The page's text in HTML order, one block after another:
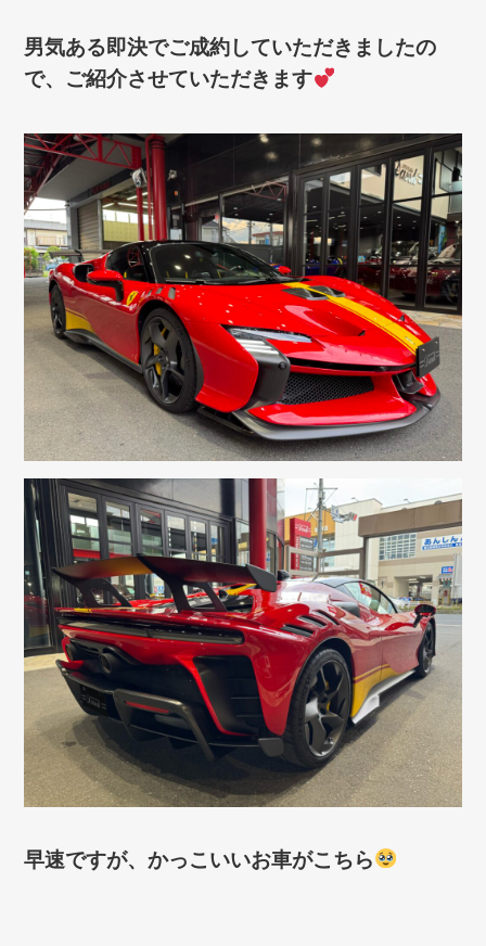
男気ある即決でご成約していただきましたの
で、ご紹介させていただきます
早速ですが、かっこいいお車がこちら